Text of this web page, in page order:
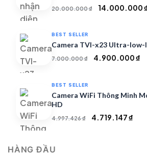
20.000.000₫
Giá
20.000.000
14.000.000
BEST SELLER
Camera TVI-x23 Ultra-low-
7.000.000₫
Giá
7.000.000 ₫.
4.900.000₫
là:
BEST SELLER
Camera WiFi Thông Minh
HD
4.997.426₫
Giá
4.719.147₫
HÀNG ĐẦU